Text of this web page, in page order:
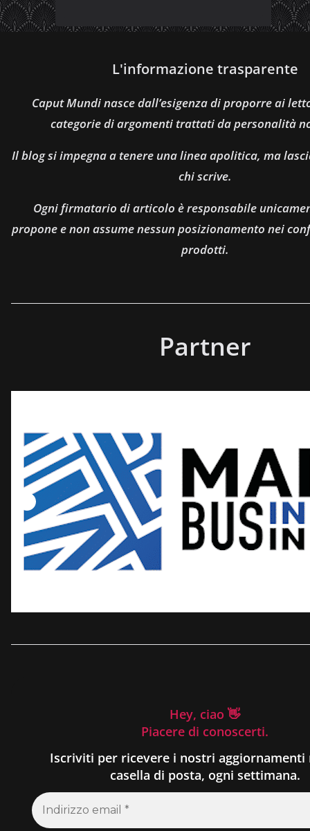
L'informazione trasparente
Caput Mundi nasce dall’esigenza di proporre ai
categorie di argomenti trattati da personalità
Il blog si impegna a tenere una linea apolitica, ma
chi scrive.
Ogni firmatario di articolo è responsabile
propone e non assume nessun posizionamento nei
prodotti.
Partner
Hey, ciao 👋
Piacere di conoscerti.
Iscriviti per ricevere i nostri aggiornamenti
casella di posta, ogni settimana.